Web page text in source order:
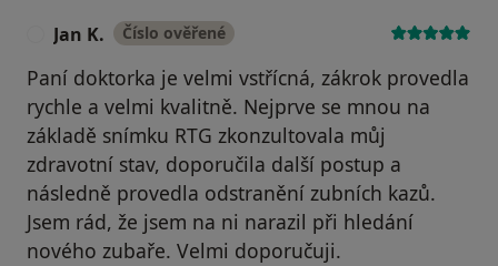
Jan K. Číslo ověřené
Paní doktorka je velmi vstřícná, zákrok provedla
rychle a velmi kvalitně. Nejprve se mnou na
základě snímku RTG zkonzultovala můj
zdravotní stav, doporučila další postup a
následně provedla odstranění zubních kazů.
Jsem rád, že jsem na ni narazil při hledání
nového zubaře. Velmi doporučuji.